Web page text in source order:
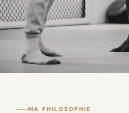
MA PHILOSOPHIE